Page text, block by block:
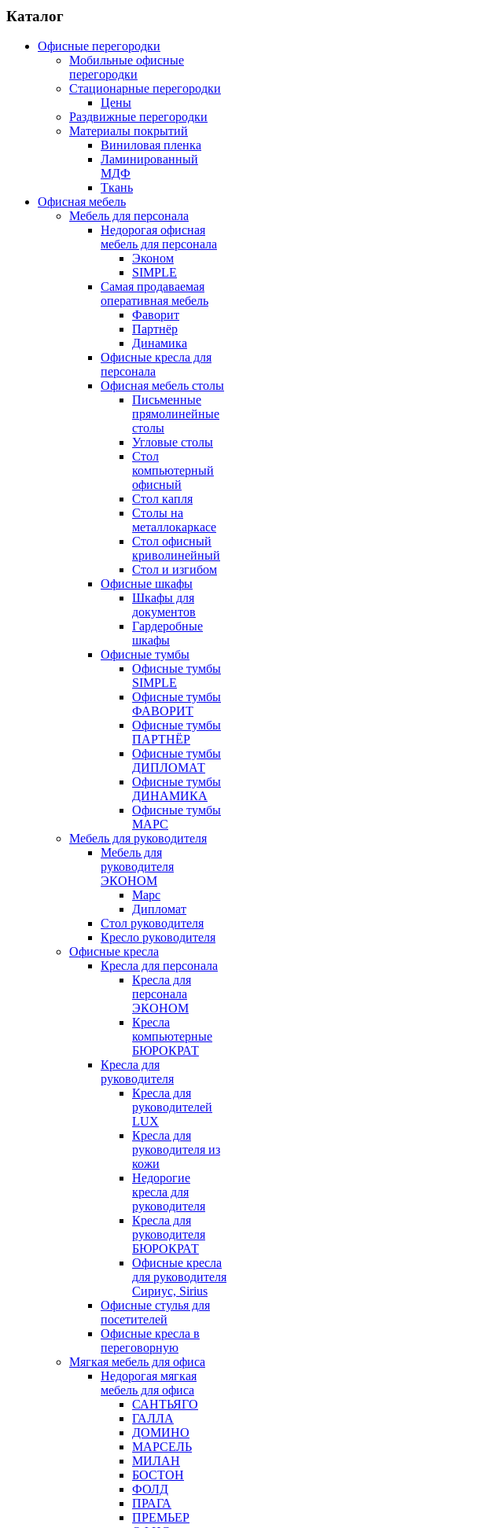
Каталог
Офисные перегородки
Мобильные офисные
перегородки
Стационарные перегородки
Цены
Раздвижные перегородки
Материалы покрытий
Виниловая пленка
Ламинированный
МДФ
Ткань
Офисная мебель
Мебель для персонала
Недорогая офисная
мебель для персонала
Эконом
SIMPLE
Самая продаваемая
оперативная мебель
Фаворит
Партнёр
Динамика
Офисные кресла для
персонала
Офисная мебель столы
Письменные
прямолинейные
столы
Угловые столы
Стол
компьютерный
офисный
Стол капля
Столы на
металлокаркасе
Стол офисный
криволинейный
Стол и изгибом
Офисные шкафы
Шкафы для
документов
Гардеробные
шкафы
Офисные тумбы
Офисные тумбы
SIMPLE
Офисные тумбы
ФАВОРИТ
Офисные тумбы
ПАРТНЁР
Офисные тумбы
ДИПЛОМАТ
Офисные тумбы
ДИНАМИКА
Офисные тумбы
МАРС
Мебель для руководителя
Мебель для
руководителя
ЭКОНОМ
Марс
Дипломат
Стол руководителя
Кресло руководителя
Офисные кресла
Кресла для персонала
Кресла для
персонала
ЭКОНОМ
Кресла
компьютерные
БЮРОКРАТ
Кресла для
руководителя
Кресла для
руководителей
LUX
Кресла для
руководителя из
кожи
Недорогие
кресла для
руководителя
Кресла для
руководителя
БЮРОКРАТ
Офисные кресла
для руководителя
Сириус, Sirius
Офисные стулья для
посетителей
Офисные кресла в
переговорную
Мягкая мебель для офиса
Недорогая мягкая
мебель для офиса
САНТЬЯГО
ГАЛЛА
ДОМИНО
МАРСЕЛЬ
МИЛАН
БОСТОН
ФОЛД
ПРАГА
ПРЕМЬЕР